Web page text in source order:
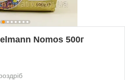
Nomos 500г